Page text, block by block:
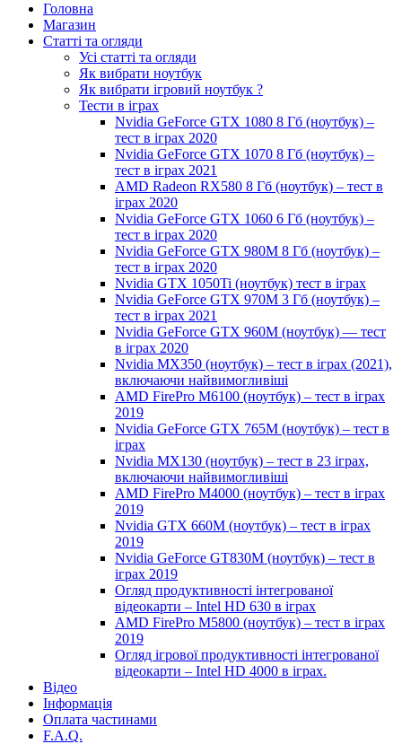
Головна
Магазин
Статті та огляди
Усі статті та огляди
Як вибрати ноутбук
Як вибрати ігровий ноутбук ?
Тести в іграх
Nvidia GeForce GTX 1080 8 Гб (ноутбук) –
тест в іграх 2020
Nvidia GeForce GTX 1070 8 Гб (ноутбук) –
тест в іграх 2021
AMD Radeon RX580 8 Гб (ноутбук) – тест в
іграх 2020
Nvidia GeForce GTX 1060 6 Гб (ноутбук) –
тест в іграх 2020
Nvidia GeForce GTX 980M 8 Гб (ноутбук) –
тест в іграх 2020
Nvidia GTX 1050Ti (ноутбук) тест в іграх
Nvidia GeForce GTX 970M 3 Гб (ноутбук) –
тест в іграх 2021
Nvidia GeForce GTX 960M (ноутбук) — тест
в іграх 2020
Nvidia MX350 (ноутбук) – тест в іграх (2021),
включаючи найвимогливіші
AMD FirePro M6100 (ноутбук) – тест в іграх
2019
Nvidia GeForce GTX 765M (ноутбук) – тест в
іграх
Nvidia MX130 (ноутбук) – тест в 23 іграх,
включаючи найвимогливіші
AMD FirePro M4000 (ноутбук) – тест в іграх
2019
Nvidia GTX 660M (ноутбук) – тест в іграх
2019
Nvidia GeForce GT830M (ноутбук) – тест в
іграх 2019
Огляд продуктивності інтегрованої
відеокарти – Intel HD 630 в іграх
AMD FirePro M5800 (ноутбук) – тест в іграх
2019
Огляд ігрової продуктивності інтегрованої
відеокарти – Intel HD 4000 в іграх.
Відео
Інформація
Оплата частинами
F.A.Q.